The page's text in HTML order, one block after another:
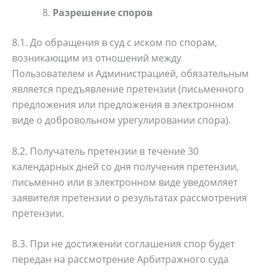
Разрешение споров
8.1. До обращения в суд с иском по спорам,
возникающим из отношений между
Пользователем и Администрацией, обязательным
является предъявление претензии (письменного
предложения или предложения в электронном
виде о добровольном урегулировании спора).
8.2. Получатель претензии в течение 30
календарных дней со дня получения претензии,
письменно или в электронном виде уведомляет
заявителя претензии о результатах рассмотрения
претензии.
8.3. При не достижении соглашения спор будет
передан на рассмотрение Арбитражного суда